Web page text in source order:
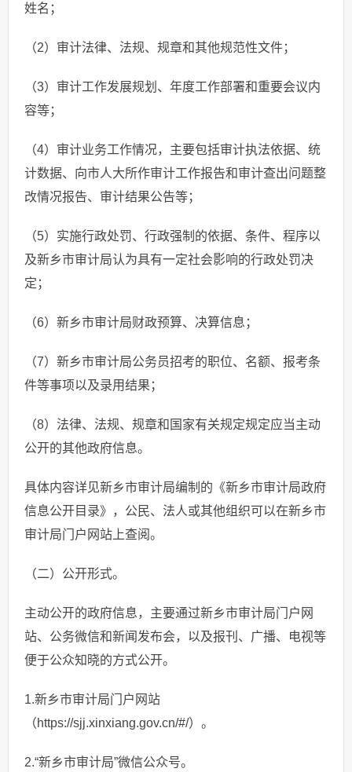
姓名；
（2）审计法律、法规、规章和其他规范性文件；
（3）审计工作发展规划、年度工作部署和重要会议内
容等；
（4）审计业务工作情况，主要包括审计执法依据、统
计数据、向市人大所作审计工作报告和审计查出问题整
改情况报告、审计结果公告等；
（5）实施行政处罚、行政强制的依据、条件、程序以
及新乡市审计局认为具有一定社会影响的行政处罚决
定；
（6）新乡市审计局财政预算、决算信息；
（7）新乡市审计局公务员招考的职位、名额、报考条
件等事项以及录用结果；
（8）法律、法规、规章和国家有关规定规定应当主动
公开的其他政府信息。
具体内容详见新乡市审计局编制的《新乡市审计局政府
信息公开目录》，公民、法人或其他组织可以在新乡市
审计局门户网站上查阅。
（二）公开形式。
主动公开的政府信息，主要通过新乡市审计局门户网
站、公务微信和新闻发布会，以及报刊、广播、电视等
便于公众知晓的方式公开。
1.新乡市审计局门户网站
（https://sjj.xinxiang.gov.cn/#/）。
2.“新乡市审计局”微信公众号。